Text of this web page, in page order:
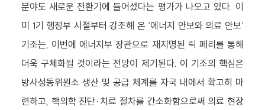
분야도 새로운 전환기에 들어섰다는 평가가 나오고 있다. 이
미 1기 행정부 시절부터 강조해 온 ‘에너지 안보와 의료 안보’
기조는, 이번에 에너지부 장관으로 재지명된 릭 페리를 통해
더욱 구체화될 것이라는 전망이 제기된다. 이 기조의 핵심은
방사성동위원소 생산 및 공급 체계를 자국 내에서 확고히 마
련하고, 핵의학 진단·치료 절차를 간소화함으로써 의료 현장